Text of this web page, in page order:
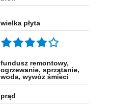
wielka płyta
fundusz remontowy,
ogrzewanie, sprzątanie,
woda, wywóz śmieci
prąd